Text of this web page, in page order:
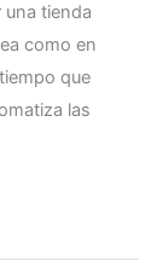
tienda
como en
que
las